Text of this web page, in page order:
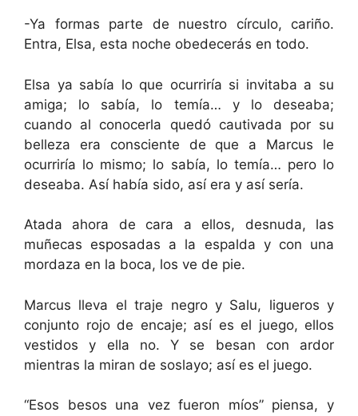
-Ya formas parte de nuestro círculo, cariño.
Entra, Elsa, esta noche obedecerás en todo.
Elsa ya sabía lo que ocurriría si invitaba a su
amiga; lo sabía, lo temía… y lo deseaba;
cuando al conocerla quedó cautivada por su
belleza era consciente de que a Marcus le
ocurriría lo mismo; lo sabía, lo temía… pero lo
deseaba. Así había sido, así era y así sería.
Atada ahora de cara a ellos, desnuda, las
muñecas esposadas a la espalda y con una
mordaza en la boca, los ve de pie.
Marcus lleva el traje negro y Salu, ligueros y
conjunto rojo de encaje; así es el juego, ellos
vestidos y ella no. Y se besan con ardor
mientras la miran de soslayo; así es el juego.
“Esos besos una vez fueron míos” piensa, y